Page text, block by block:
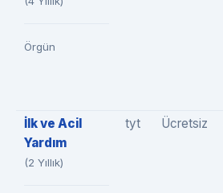
Örgün
İlk ve Acil
Yardım
(2 Yıllık)
tyt Ücretsiz